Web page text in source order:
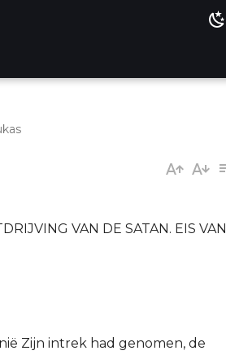
VAN DE SATAN. EIS VAN
Zijn intrek had genomen, de